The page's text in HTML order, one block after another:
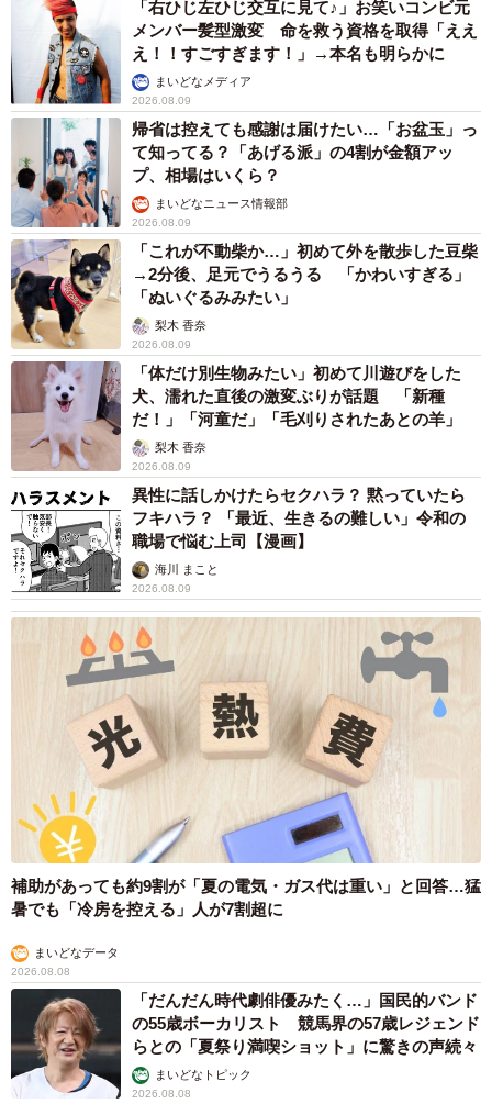
「右ひじ左ひじ交互に見て♪」お笑いコンビ元
メンバー髪型激変 命を救う資格を取得「ええ
え！！すごすぎます！」→本名も明らかに
まいどなメディア
2026.08.09
帰省は控えても感謝は届けたい…「お盆玉」っ
て知ってる？「あげる派」の4割が金額アッ
プ、相場はいくら？
まいどなニュース情報部
2026.08.09
「これが不動柴か…」初めて外を散歩した豆柴
→2分後、足元でうるうる 「かわいすぎる」
「ぬいぐるみみたい」
梨木 香奈
2026.08.09
「体だけ別生物みたい」初めて川遊びをした
犬、濡れた直後の激変ぶりが話題 「新種
だ！」「河童だ」「毛刈りされたあとの羊」
梨木 香奈
2026.08.09
異性に話しかけたらセクハラ？ 黙っていたら
フキハラ？ 「最近、生きるの難しい」令和の
職場で悩む上司【漫画】
海川 まこと
2026.08.09
補助があっても約9割が「夏の電気・ガス代は重い」と回答…猛
暑でも「冷房を控える」人が7割超に
まいどなデータ
2026.08.08
「だんだん時代劇俳優みたく…」国民的バンド
の55歳ボーカリスト 競馬界の57歳レジェンド
らとの「夏祭り満喫ショット」に驚きの声続々
まいどなトピック
2026.08.08